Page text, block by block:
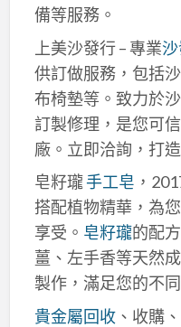
備等服務。
上美沙發行 – 專業
供訂做服務，包括
布椅墊等。致力於
訂製修理，是您可
廠。立即洽詢，打
皂籽瓏手工皂 ，
搭配植物精華，為
享受。 皂籽瓏的配
薑、左手香等天然
製作，滿足您的不
貴金屬回收、收購